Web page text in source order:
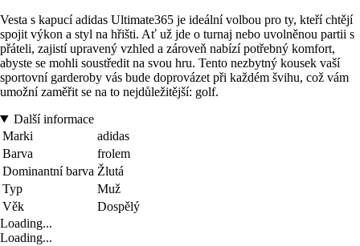
Vesta s kapucí adidas Ultimate365 je ideální volbou pro ty, kteří chtějí
spojit výkon a styl na hřišti. Ať už jde o turnaj nebo uvolněnou partii s
přáteli, zajistí upravený vzhled a zároveň nabízí potřebný komfort,
abyste se mohli soustředit na svou hru. Tento nezbytný kousek vaší
sportovní garderoby vás bude doprovázet při každém švihu, což vám
umožní zaměřit se na to nejdůležitější: golf.
Další informace
Marki
adidas
Barva
frolem
Dominantní barva Žlutá
Typ
Muž
Věk
Dospělý
Loading...
Loading...